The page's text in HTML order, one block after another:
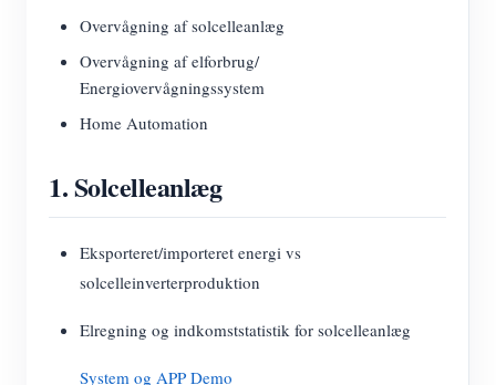
Overvågning af solcelleanlæg
Overvågning af elforbrug/
Energiovervågningssystem
Home Automation
1. Solcelleanlæg
Eksporteret/importeret energi vs
solcelleinverterproduktion
Elregning og indkomststatistik for solcelleanlæg
System og APP Demo